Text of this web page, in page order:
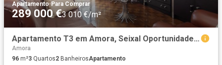
Apartamento· Para Comprar
289 000 €3 010 €/m²
Apartamento T3 em Amora, Seixal Oportunidade Única!
Amora
96 m²3 Quartos2 BanheirosApartamento